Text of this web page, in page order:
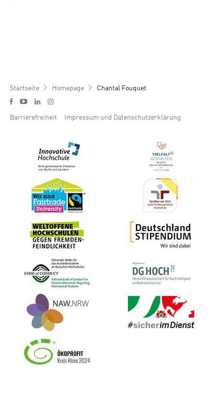
Pfadnavigation
Startseite Homepage Chantal Fouquet
Social media menu
f y l i
Footer menu
Barrierefreiheit Impressum und Datenschutzerklärung